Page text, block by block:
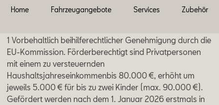
Fahrzeugangebote
Services
Zubehör
SEAT FOR BUSINESS
Home Fahrzeugangebote Services Zubehör
1 Vorbehaltlich beihilferechtlicher Genehmigung durch die
EU-Kommission. Förderberechtigt sind Privatpersonen
mit einem zu versteuernden
Haushaltsjahreseinkommenbis 80.000 €, erhöht um
jeweils 5.000 € für bis zu zwei Kinder (max. 90.000 €).
Gefördert werden nach dem 1. Januar 2026 erstmals in